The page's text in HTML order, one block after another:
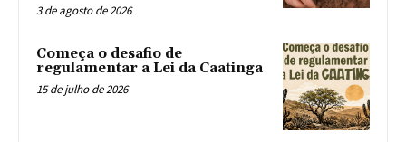
3 de agosto de 2026
Começa o desafio de
regulamentar a Lei da Caatinga
15 de julho de 2026